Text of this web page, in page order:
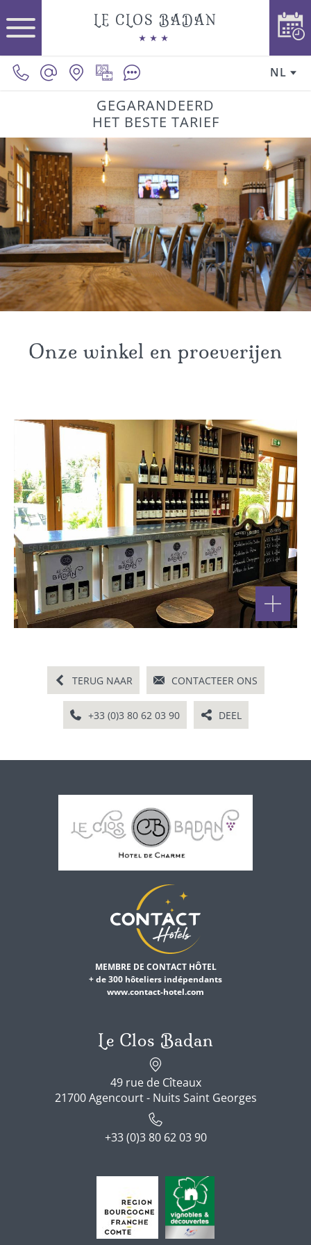
LE CLOS BADAN
NL
GEGARANDEERD
HET BESTE TARIEF
Onze winkel en proeverijen
TERUG NAAR CONTACTEER ONS
+33 (0)3 80 62 03 90 DEEL
MEMBRE DE CONTACT HÔTEL
+ de 300 hôteliers indépendants
www.contact-hotel.com
Le Clos Badan
49 rue de Cîteaux
21700 Agencourt - Nuits Saint Georges
+33 (0)3 80 62 03 90